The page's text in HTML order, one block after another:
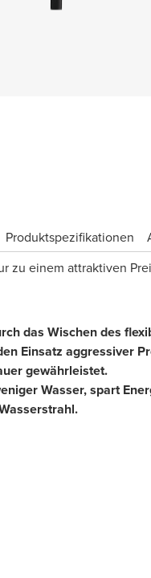
Produktspezifikationen
zu einem attraktiven
das Wischen des
Einsatz aggressiver
gewährleistet.
Wasser, spart